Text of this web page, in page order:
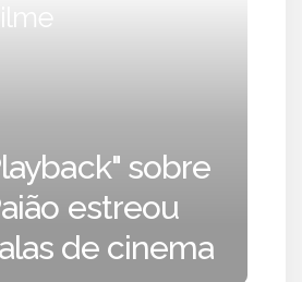
sobre
estreou
de cinema